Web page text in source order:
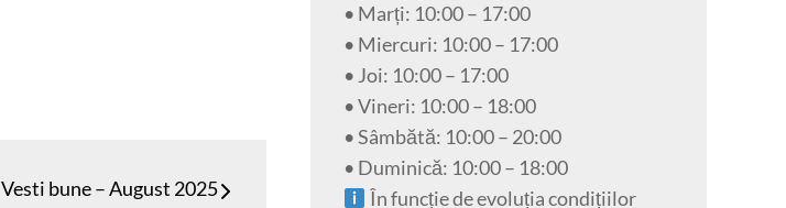
Vesti bune – August 2025
• Marți: 10:00 – 17:00
• Miercuri: 10:00 – 17:00
• Joi: 10:00 – 17:00
• Vineri: 10:00 – 18:00
• Sâmbătă: 10:00 – 20:00
• Duminică: 10:00 – 18:00
În funcție de evoluția condițiilor